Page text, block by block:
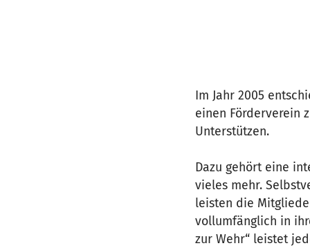
Im Jahr 2005
einen Förderverein
Unterstützen.
Dazu gehört eine
vieles mehr.
leisten die
vollumfänglich in
zur Wehr“ leistet